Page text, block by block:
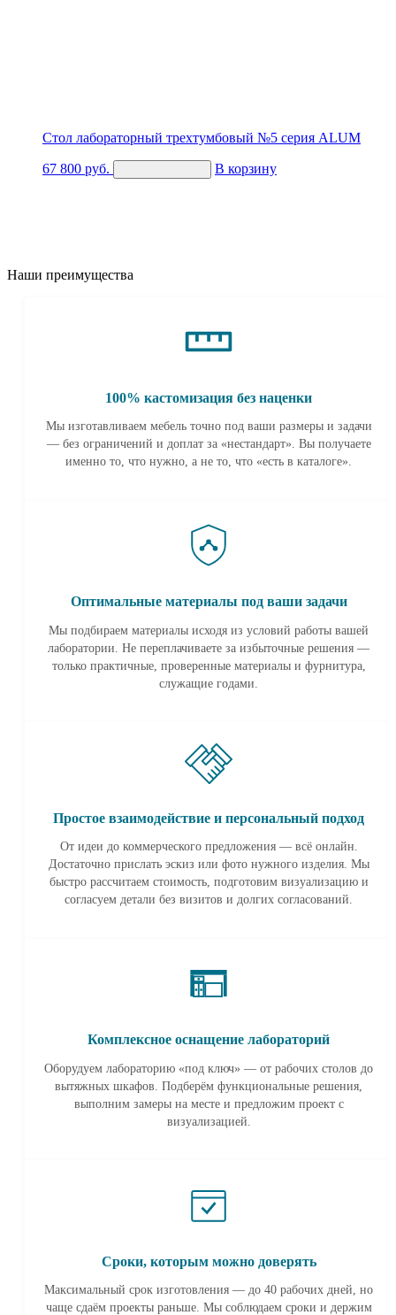
Стол лабораторный трехтумбовый №5 серия ALUM
67 800 руб. В корзину
Наши преимущества
100% кастомизация без наценки
Мы изготавливаем мебель точно под ваши размеры и задачи
— без ограничений и доплат за «нестандарт». Вы получаете
именно то, что нужно, а не то, что «есть в каталоге».
Оптимальные материалы под ваши задачи
Мы подбираем материалы исходя из условий работы вашей
лаборатории. Не переплачиваете за избыточные решения —
только практичные, проверенные материалы и фурнитура,
служащие годами.
Простое взаимодействие и персональный подход
От идеи до коммерческого предложения — всё онлайн.
Достаточно прислать эскиз или фото нужного изделия. Мы
быстро рассчитаем стоимость, подготовим визуализацию и
согласуем детали без визитов и долгих согласований.
Комплексное оснащение лабораторий
Оборудуем лабораторию «под ключ» — от рабочих столов до
вытяжных шкафов. Подберём функциональные решения,
выполним замеры на месте и предложим проект с
визуализацией.
Сроки, которым можно доверять
Максимальный срок изготовления — до 40 рабочих дней, но
чаще сдаём проекты раньше. Мы соблюдаем сроки и держим